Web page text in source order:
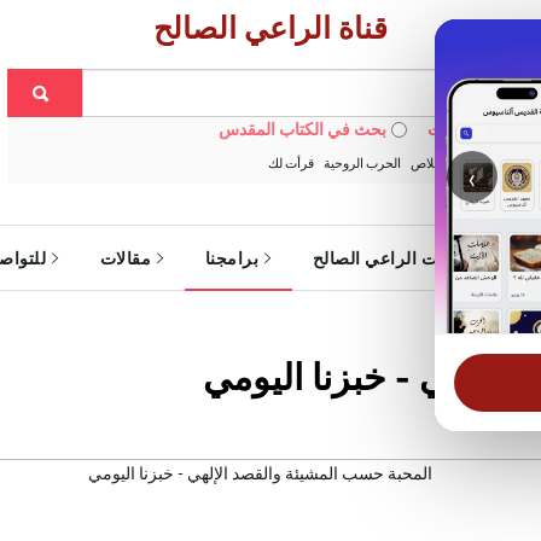
‹
قناة الراعي الصالح
في الويبسايت بحث في الكتاب المقدس
خبزنا اليومي الخلاص الحرب الروحية قرأت لك
خدمات الراعي الصالح برامجنا مقالات
الإلهي - خبزنا اليومي